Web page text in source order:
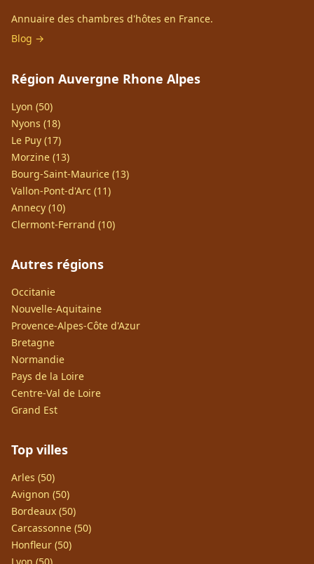
Annuaire des chambres d'hôtes en France.
Blog →
Région Auvergne Rhone Alpes
Lyon (50)
Nyons (18)
Le Puy (17)
Morzine (13)
Bourg-Saint-Maurice (13)
Vallon-Pont-d'Arc (11)
Annecy (10)
Clermont-Ferrand (10)
Autres régions
Occitanie
Nouvelle-Aquitaine
Provence-Alpes-Côte d'Azur
Bretagne
Normandie
Pays de la Loire
Centre-Val de Loire
Grand Est
Top villes
Arles (50)
Avignon (50)
Bordeaux (50)
Carcassonne (50)
Honfleur (50)